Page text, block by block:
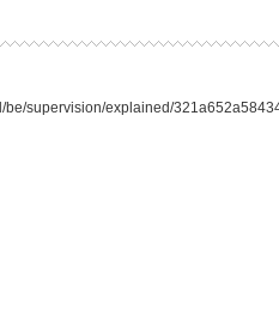
be/supervision/explained/